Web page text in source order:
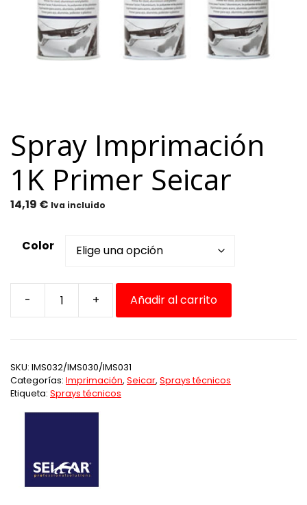
Spray Imprimación
1K Primer Seicar
14,19 € Iva incluido
Color
-
Spray
1K
Seicar
cantidad
+ Añadir al carrito
SKU: IMS032/IMS030/IMS031
Categorías: Imprimación, Seicar, Sprays técnicos
Etiqueta: Sprays técnicos